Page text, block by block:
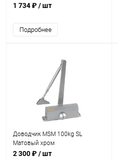
1 734 ₽/ шт
Подробнее
Доводчик MSM 100kg SL
Матовый хром
2 300 ₽/ шт